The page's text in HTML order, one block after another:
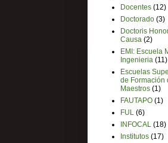
Docentes (12)
Doctorado (3)
Doctoris
Causa (2)
EMI: Escuela
Ingenieria (11)
Escuelas
de Formación
Maestros (1)
FAUTAPO (1)
FUL (6)
INFOCAL (18)
Institutos (17)